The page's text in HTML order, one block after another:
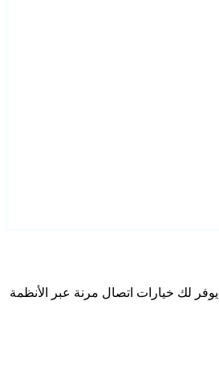
قم بتكوين Pixord كاميرات IP الخاصة بك باستخدام Agent DVR. يتضمن برنامج المراقبة المجاني الخاص بنا معالج إعداد مخصص لطرز Pixord، وتوافق ONVIF و RTSP يوفر لك خيارات اتصال مرنة عبر الأنظمة